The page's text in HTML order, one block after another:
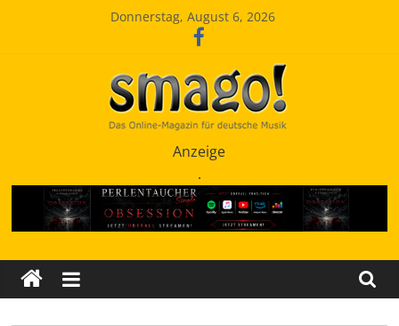
Donnerstag, August 6, 2026
SchlagerMAGazinOnline
Anzeige
.